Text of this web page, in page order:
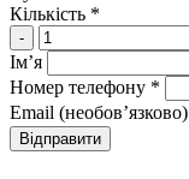
Кількість *
-
Імʼя
Номер телефону *
Email (необовʼязково)
Відправити